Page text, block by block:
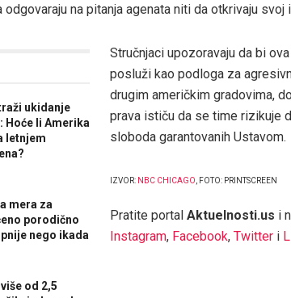
na pitanja agenata niti da otkrivaju
ukidanje
Hoće li Amerika
letnjem
mera za
porodično
nego ikada
od 2,5
Stručnjaci upozoravaju da bi
posluži kao podloga za
drugim američkim gradovima,
prava ističu da se time rizikuje
sloboda garantovanih Ustavom.
IZVOR: NBC CHICAGO , FOTO: PRINTSCREEN
Pratite portal Aktuelnosti.us i
Instagram, Facebook, Twitter i